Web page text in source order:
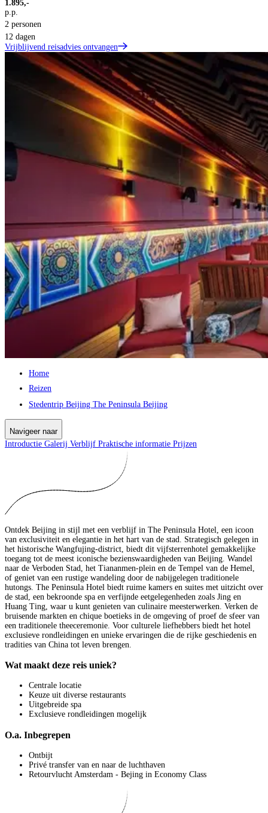
1.895,-
p.p.
2 personen
12 dagen
Vrijblijvend reisadvies ontvangen
Home
Reizen
Stedentrip Beijing The Peninsula Beijing
Navigeer naar
Introductie Galerij Verblijf Praktische informatie Prijzen
Ontdek Beijing in stijl met een verblijf in The Peninsula Hotel, een icoon
van exclusiviteit en elegantie in het hart van de stad. Strategisch gelegen in
het historische Wangfujing-district, biedt dit vijfsterrenhotel gemakkelijke
toegang tot de meest iconische bezienswaardigheden van Beijing. Wandel
naar de Verboden Stad, het Tiananmen-plein en de Tempel van de Hemel,
of geniet van een rustige wandeling door de nabijgelegen traditionele
hutongs. The Peninsula Hotel biedt ruime kamers en suites met uitzicht over
de stad, een bekroonde spa en verfijnde eetgelegenheden zoals Jing en
Huang Ting, waar u kunt genieten van culinaire meesterwerken. Verken de
bruisende markten en chique boetieks in de omgeving of proef de sfeer van
een traditionele theeceremonie. Voor culturele liefhebbers biedt het hotel
exclusieve rondleidingen en unieke ervaringen die de rijke geschiedenis en
tradities van China tot leven brengen.
Wat maakt deze reis uniek?
Centrale locatie
Keuze uit diverse restaurants
Uitgebreide spa
Exclusieve rondleidingen mogelijk
O.a. Inbegrepen
Ontbijt
Privé transfer van en naar de luchthaven
Retourvlucht Amsterdam - Bejing in Economy Class